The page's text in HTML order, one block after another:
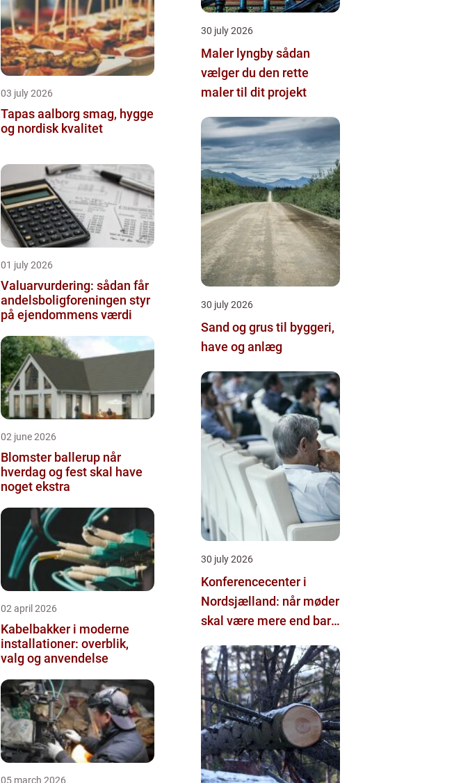
03 july 2026
Tapas aalborg smag, hygge
og nordisk kvalitet
01 july 2026
Valuarvurdering: sådan får
andelsboligforeningen styr
på ejendommens værdi
02 june 2026
Blomster ballerup når
hverdag og fest skal have
noget ekstra
02 april 2026
Kabelbakker i moderne
installationer: overblik,
valg og anvendelse
05 march 2026
30 july 2026
Maler lyngby sådan
vælger du den rette
maler til dit projekt
30 july 2026
Sand og grus til byggeri,
have og anlæg
30 july 2026
Konferencecenter i
Nordsjælland: når møder
skal være mere end bare